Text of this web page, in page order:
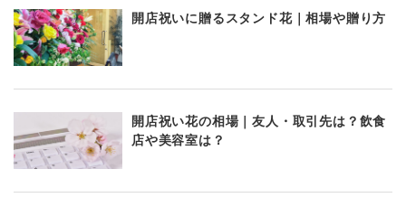
開店祝いに贈るスタンド花｜相場や贈り方
開店祝い花の相場｜友人・取引先は？飲食
店や美容室は？